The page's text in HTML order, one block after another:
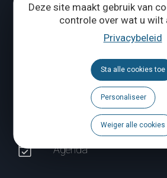
Deze site maakt gebruik van
controle over wat u wilt
Privacybeleid
Sta alle cookies toe
Personaliseer
Weiger alle cookies
Tél.+32 (0) 10 56
ONS
Volg ons
Brochures
Agenda